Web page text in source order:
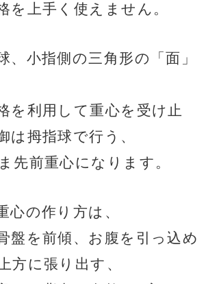
を上手く使えません。
、小指側の三角形の「面」
を利用して重心を受け止
は拇指球で行う、
先前重心になります。
心の作り方は、
盤を前傾、お腹を引っ込め
方に張り出す、